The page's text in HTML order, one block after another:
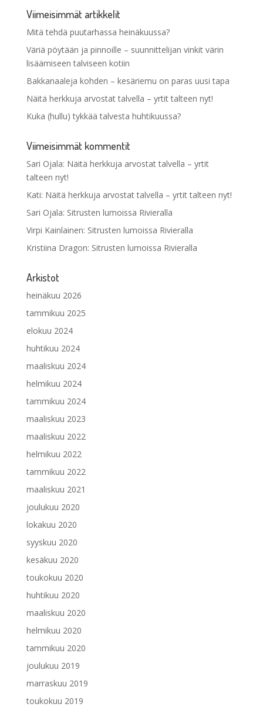
Viimeisimmät artikkelit
Mitä tehdä puutarhassa heinäkuussa?
Väriä pöytään ja pinnoille – suunnittelijan vinkit värin
lisäämiseen talviseen kotiin
Bakkanaaleja kohden – kesäriemu on paras uusi tapa
Näitä herkkuja arvostat talvella – yrtit talteen nyt!
Kuka (hullu) tykkää talvesta huhtikuussa?
Viimeisimmät kommentit
Sari Ojala: Näitä herkkuja arvostat talvella – yrtit
talteen nyt!
Kati: Näitä herkkuja arvostat talvella – yrtit talteen nyt!
Sari Ojala: Sitrusten lumoissa Rivieralla
Virpi Kainlainen: Sitrusten lumoissa Rivieralla
Kristiina Dragon: Sitrusten lumoissa Rivieralla
Arkistot
heinäkuu 2026
tammikuu 2025
elokuu 2024
huhtikuu 2024
maaliskuu 2024
helmikuu 2024
tammikuu 2024
maaliskuu 2023
maaliskuu 2022
helmikuu 2022
tammikuu 2022
maaliskuu 2021
joulukuu 2020
lokakuu 2020
syyskuu 2020
kesäkuu 2020
toukokuu 2020
huhtikuu 2020
maaliskuu 2020
helmikuu 2020
tammikuu 2020
joulukuu 2019
marraskuu 2019
toukokuu 2019